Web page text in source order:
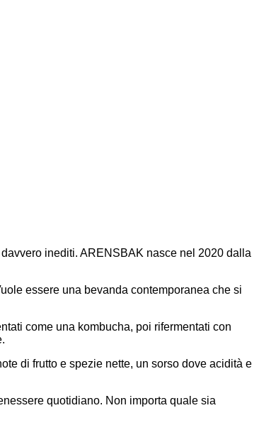
inediti. ARENSBAK nasce nel 2020 dalla
essere una bevanda contemporanea che si
come una kombucha, poi rifermentati con
di frutto e spezie nette, un sorso dove acidità e
quotidiano. Non importa quale sia